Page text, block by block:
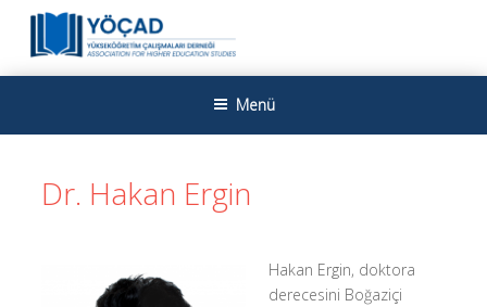
İçeriğe
YÜKSEKÖĞRETIM ÇALIŞMALARI
Yükseköğretim Çalışmaları Derneği
Menü
Dr. Hakan Ergin
Hakan Ergin, doktora
derecesini Boğaziçi